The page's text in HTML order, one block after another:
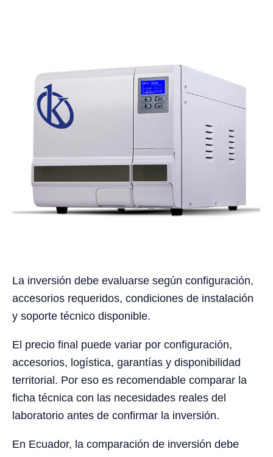
La inversión debe evaluarse según configuración,
accesorios requeridos, condiciones de instalación
y soporte técnico disponible.
El precio final puede variar por configuración,
accesorios, logística, garantías y disponibilidad
territorial. Por eso es recomendable comparar la
ficha técnica con las necesidades reales del
laboratorio antes de confirmar la inversión.
En Ecuador, la comparación de inversión debe